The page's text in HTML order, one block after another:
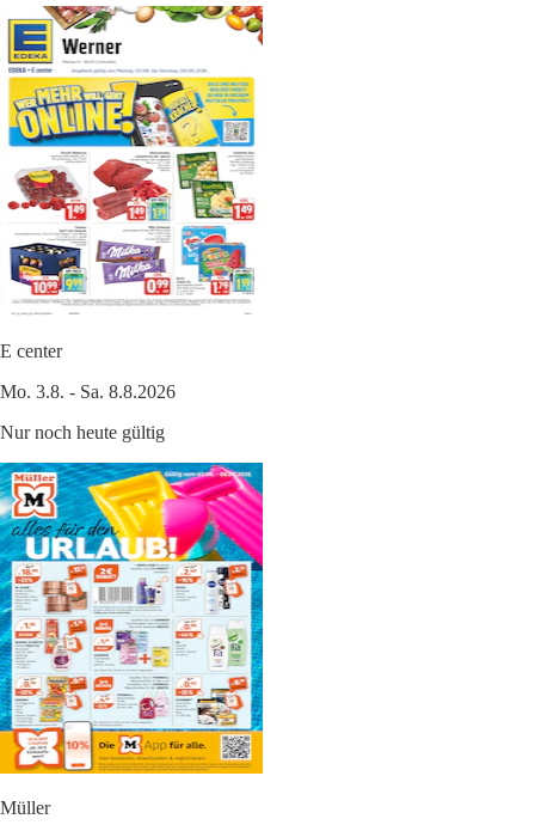
E center
Mo. 3.8. - Sa. 8.8.2026
Nur noch heute gültig
Müller